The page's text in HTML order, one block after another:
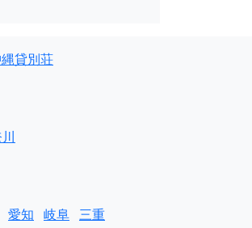
貸別荘
愛知 岐阜 三重